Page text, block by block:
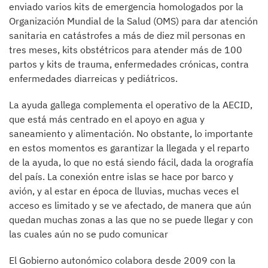
enviado varios kits de emergencia homologados por la
Organización Mundial de la Salud (OMS) para dar atención
sanitaria en catástrofes a más de diez mil personas en
tres meses, kits obstétricos para atender más de 100
partos y kits de trauma, enfermedades crónicas, contra
enfermedades diarreicas y pediátricos.
La ayuda gallega complementa el operativo de la AECID,
que está más centrado en el apoyo en agua y
saneamiento y alimentación. No obstante, lo importante
en estos momentos es garantizar la llegada y el reparto
de la ayuda, lo que no está siendo fácil, dada la orografía
del país. La conexión entre islas se hace por barco y
avión, y al estar en época de lluvias, muchas veces el
acceso es limitado y se ve afectado, de manera que aún
quedan muchas zonas a las que no se puede llegar y con
las cuales aún no se pudo comunicar
El Gobierno autonómico colabora desde 2009 con la